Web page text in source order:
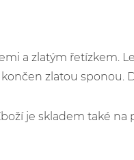
a zlatým řetízkem.
zlatou sponou.
je skladem také na